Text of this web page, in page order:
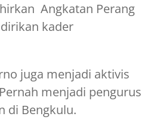
Angkatan Perang
kader
juga menjadi aktivis
menjadi pengurus
di Bengkulu.